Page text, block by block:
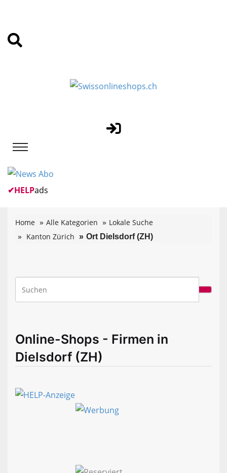
✔HELPads
Home Alle Kategorien
Lokale Suche
Kanton Zürich
Ort Dielsdorf (ZH)
Online-Shops - Firmen in
Dielsdorf (ZH)